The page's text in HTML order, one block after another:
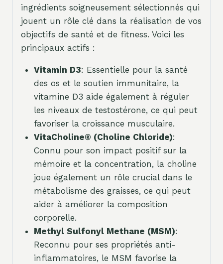
ingrédients soigneusement sélectionnés qui
jouent un rôle clé dans la réalisation de vos
objectifs de santé et de fitness. Voici les
principaux actifs :
Vitamin D3: Essentielle pour la santé
des os et le soutien immunitaire, la
vitamine D3 aide également à réguler
les niveaux de testostérone, ce qui peut
favoriser la croissance musculaire.
VitaCholine® (Choline Chloride):
Connu pour son impact positif sur la
mémoire et la concentration, la choline
joue également un rôle crucial dans le
métabolisme des graisses, ce qui peut
aider à améliorer la composition
corporelle.
Methyl Sulfonyl Methane (MSM):
Reconnu pour ses propriétés anti-
inflammatoires, le MSM favorise la